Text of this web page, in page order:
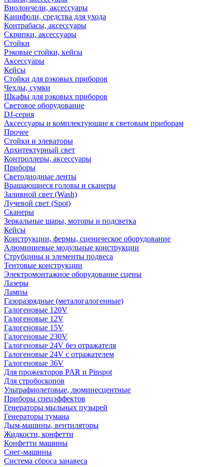
Виолончели, аксессуары
Канифоли, средства для ухода
Контрабасы, аксессуары
Скрипки, аксессуары
Стойки
Рэковые стойки, кейсы
Аксессуары
Кейсы
Стойки для рэковых приборов
Чехлы, сумки
Шкафы для рэковых приборов
Световое оборудование
DJ-серия
Аксессуары и комплектующие к световым приборам
Прочее
Стойки и элеваторы
Архитектурный свет
Контроллеры, аксессуары
Приборы
Светодиодные ленты
Вращающиеся головы и сканеры
Заливной свет (Wash)
Лучевой свет (Spot)
Сканеры
Зеркальные шары, моторы и подсветка
Кейсы
Конструкции, фермы, сценическое оборудование
Алюминиевые модульные конструкции
Струбцины и элементы подвеса
Тентовые конструкции
Электромонтажное оборудование сцены
Лазеры
Лампы
Газоразрядные (металогалогенные)
Галогеновые 120V
Галогеновые 12V
Галогеновые 15V
Галогеновые 230V
Галогеновые 24V без отражателя
Галогеновые 24V с отражателем
Галогеновые 36V
Для прожекторов PAR и Pinspot
Для стробоскопов
Ультрафиолетовые, люминесцентные
Приборы спецэффектов
Генераторы мыльных пузырей
Генераторы тумана
Дым-машины, вентиляторы
Жидкости, конфетти
Конфетти машины
Снег-машины
Система сброса занавеса